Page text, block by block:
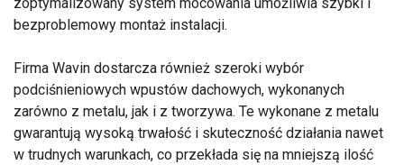
zoptymalizowany system mocowania umożliwia szybki i
bezproblemowy montaż instalacji.
Firma Wavin dostarcza również szeroki wybór
podciśnieniowych wpustów dachowych, wykonanych
zarówno z metalu, jak i z tworzywa. Te wykonane z metalu
gwarantują wysoką trwałość i skuteczność działania nawet
w trudnych warunkach, co przekłada się na mniejszą ilość